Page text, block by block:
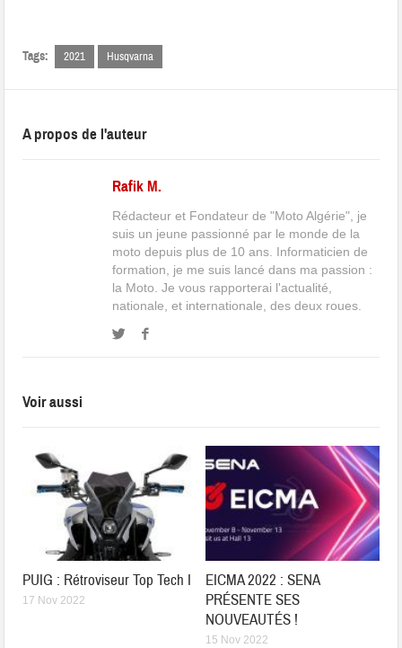
Tags: 2021 Husqvarna
A propos de l'auteur
Rafik M.
Rédacteur et Fondateur de "Moto Algérie", je
suis un jeune passionné par le monde de la
moto depuis plus de 10 ans. Informaticien de
formation, je me suis lancé dans ma passion :
la Moto. Je vous rapporterai l'actualité,
nationale, et internationale, des deux roues.
Voir aussi
PUIG : Rétroviseur Top Tech I
17 Nov 2022
EICMA 2022 : SENA
PRÉSENTE SES
NOUVEAUTÉS !
15 Nov 2022